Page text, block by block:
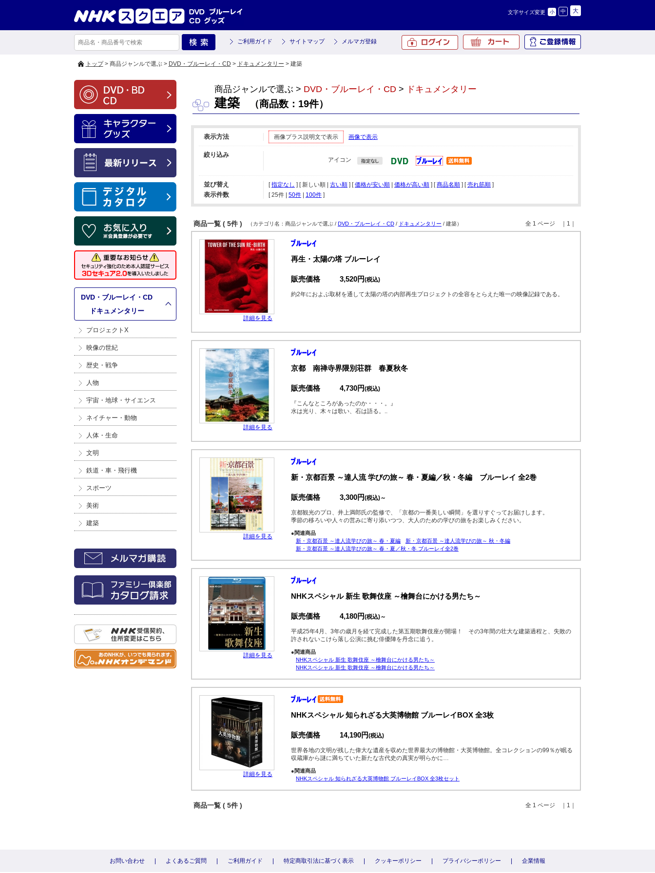
文字サイズ変更 小 中 大
ご利用ガイド サイトマップ メルマガ登録
トップ> 商品ジャンルで選ぶ > DVD・ブルーレイ・CD > ドキュメンタリー > 建築
DVD・ブルーレイ・CD
ドキュメンタリー
プロジェクトX
映像の世紀
歴史・戦争
人物
宇宙・地球・サイエンス
ネイチャー・動物
人体・生命
文明
鉄道・車・飛行機
スポーツ
美術
建築
商品ジャンルで選ぶ > DVD・ブルーレイ・CD > ドキュメンタリー
建築 （商品数：19件）
表示方法 画像プラス説明文で表示 画像で表示
絞り込み
アイコン
並び替え [指定なし ] [ 新しい順 | 古い順 ] [価格が安い順 価格が高い順 ] [商品名順 ] [売れ筋順 ]
表示件数 [ 25件 50件 100件 ]
商品一覧 ( 5件 ) 全 1 ページ ｜1｜
（カテゴリ名：商品ジャンルで選ぶ / DVD・ブルーレイ・CD / ドキュメンタリー / 建築）
詳細を見る
再生・太陽の塔 ブルーレイ
販売価格 3,520円(税込)
約2年におよぶ取材を通して太陽の塔の内部再生プロジェクトの全容をとらえた唯一の映像記録である。
詳細を見る
京都 南禅寺界隈別荘群 春夏秋冬
販売価格 4,730円(税込)
『こんなところがあったのか・・・。』
水は光り、木々は歌い、石は語る。..
詳細を見る
新・京都百景 ～達人流 学びの旅～ 春・夏編／秋・冬編 ブルーレイ 全2巻
販売価格 3,300円(税込)～
京都観光のプロ、井上満郎氏の監修で、「京都の一番美しい瞬間」を選りすぐってお届けします。
季節の移ろいや人々の営みに寄り添いつつ、大人のための学びの旅をお楽しみください。
●関連商品
新・京都百景 ～達人流学びの旅～ 春・夏編
新・京都百景 ～達人流学びの旅～ 秋・冬編
新・京都百景 ～達人流学びの旅～ 春・夏／秋・冬 ブルーレイ全2巻
詳細を見る
NHKスペシャル 新生 歌舞伎座 ～檜舞台にかける男たち～
販売価格 4,180円(税込)～
平成25年4月、3年の歳月を経て完成した第五期歌舞伎座が開場！ その3年間の壮大な建築過程と、失敗の
許されないこけら落し公演に挑む俳優陣を丹念に追う。
●関連商品
NHKスペシャル 新生 歌舞伎座 ～檜舞台にかける男たち～
NHKスペシャル 新生 歌舞伎座 ～檜舞台にかける男たち～
詳細を見る
NHKスペシャル 知られざる大英博物館 ブルーレイBOX 全3枚
販売価格 14,190円(税込)
世界各地の文明が残した偉大な遺産を収めた世界最大の博物館・大英博物館。全コレクションの99％が眠る
収蔵庫から謎に満ちていた新たな古代史の真実が明らかに…
●関連商品
NHKスペシャル 知られざる大英博物館 ブルーレイBOX 全3枚セット
商品一覧 ( 5件 ) 全 1 ページ ｜1｜
お問い合わせ よくあるご質問 ご利用ガイド 特定商取引法に基づく表示 クッキーポリシー プライバシーポリシー 企業情報